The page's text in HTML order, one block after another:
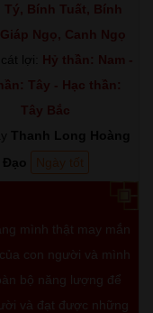
Tý, Bính Tuất, Bính
Ngọ, Canh Ngọ
lợi: Hỷ thần: Nam -
Tây - Hạc thần:
Tây Bắc
Thanh Long Hoàng
Đạo
Ngày tốt
mình thật may mắn
con người và mình
bộ năng lượng để
và đạt được những